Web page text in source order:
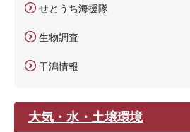
せとうち海援隊
生物調査
干潟情報
大気・水・土壌環境